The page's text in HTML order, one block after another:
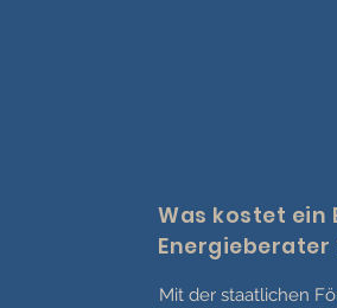
Was kostet
Energieberater
Mit der staatlichen